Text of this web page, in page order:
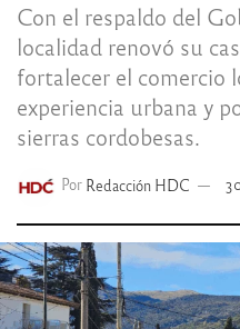
Con el respaldo del
localidad renovó su
fortalecer el comercio
experiencia urbana y
sierras cordobesas.
Por Redacción HDC